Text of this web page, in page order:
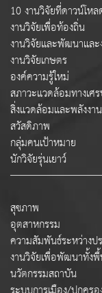
10 งานวิจัยที่ดาวน์โห
งานวิจัยเพื่อท้องถิ่น
งานวิจัยและพัฒนาและ
งานวิจัยเกษตร
องค์ความรู้ใหม่
สภาวะแวดล้อมทางเศ
สิ่งแวดล้อมและพลังงาน
สวัสดิภาพ
กลุ่มคนเป้าหมาย
นักวิจัยรุ่นเยาว์
สุขภาพ
อุตสาหกรรม
ความสัมพันธ์ระหว่างป
งานวิจัยเพื่อพัฒนาทั้ง
นวัตกรรมสถาบัน